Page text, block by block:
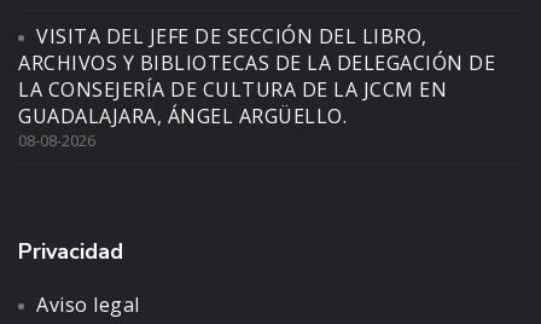
VISITA DEL JEFE DE SECCIÓN DEL LIBRO,
ARCHIVOS Y BIBLIOTECAS DE LA DELEGACIÓN DE
LA CONSEJERÍA DE CULTURA DE LA JCCM EN
GUADALAJARA, ÁNGEL ARGÜELLO.
08-08-2026
Privacidad
Aviso legal